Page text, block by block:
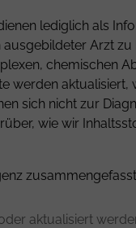
lediglich als
Arzt
chemischen
werden
sich nicht zur
wie wir
aktualisiert